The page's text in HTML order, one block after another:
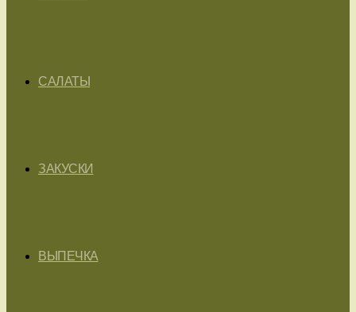
САЛАТЫ
ЗАКУСКИ
ВЫПЕЧКА